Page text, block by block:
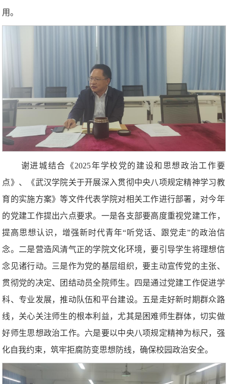
用。
谢进城结合《2025年学校党的建设和思想政治工作要
点》、《武汉学院关于开展深入贯彻中央八项规定精神学习教
育的实施方案》等文件代表学院对相关工作进行部署，对今年
的党建工作提出六点要求。一是各支部要高度重视党建工作，
提高思想认识，增强新时代青年“听党话、跟党走”的政治信
念。二是营造风清气正的学院文化环境，要引导学生将理想信
念见诸行动。三是作为党的基层组织，要主动宣传党的主张、
贯彻党的决定、团结动员全院师生。四是通过党建工作促进学
科、专业发展，推动队伍和平台建设。五是走好新时期群众路
线，关心关注师生的根本利益，尤其是困难师生群体，切实做
好师生思想政治工作。六是要以中央八项规定精神为标尺，强
化自我约束，筑牢拒腐防变思想防线，确保校园政治安全。